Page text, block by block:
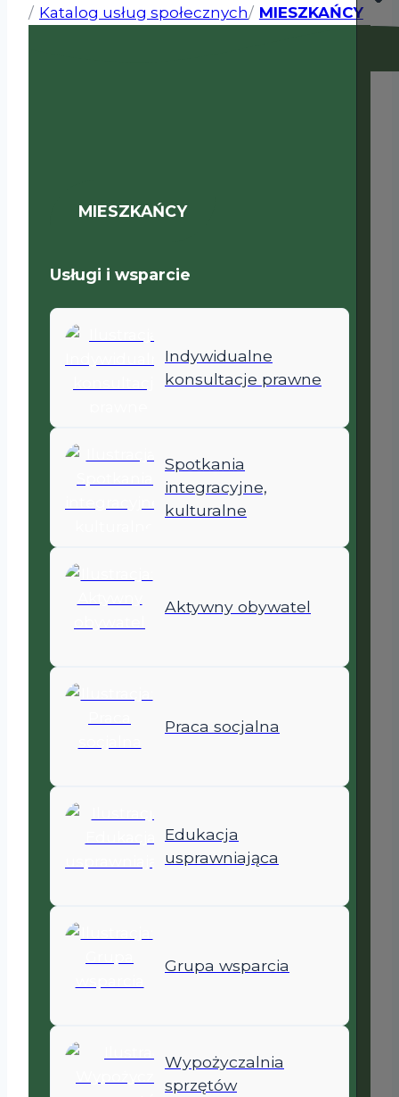
Katalog usług społecznych MIESZKAŃCY
MIESZKAŃCY
Usługi i wsparcie
Indywidualne
konsultacje prawne
Spotkania
integracyjne,
kulturalne
Aktywny obywatel
Praca socjalna
Edukacja
usprawniająca
Grupa wsparcia
Wypożyczalnia
sprzętów